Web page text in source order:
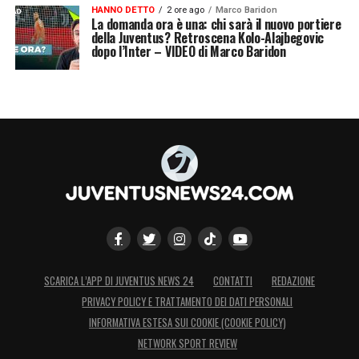
lucidità e cinismo incredibili. Per me non
basterà, perché avrà bisogno di un altro
Chiesa, di un altro Vlahovic, e qualcosa in
hanno un identikit preciso, Inter e Juve, che
hanno qualcosa in più. Ieri ha fatto una
partita impressionante la Juventus, ma la
Juve di oggi è l’anticalcio».
LA PLAYLIST DELLE NOSTRE TOP NEWS
HANNO DETTO 2 ore ago Marco Baridon
La domanda ora è una: chi sarà il nuovo portiere
della Juventus? Retroscena Kolo-Alajbegovic
dopo l’Inter – VIDEO di Marco Baridon
SCARICA L’APP DI JUVENTUS NEWS 24 CONTATTI
REDAZIONE
PRIVACY POLICY E TRATTAMENTO DEI DATI PERSONALI
INFORMATIVA ESTESA SUI COOKIE (COOKIE POLICY)
NETWORK SPORT REVIEW